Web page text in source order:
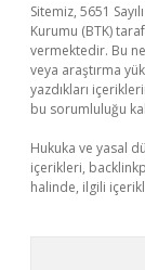
Sitemiz, 5651
Kurumu (BTK)
vermektedir. Bu
veya araştırma
yazdıkları
bu sorumluluğu
Hukuka ve yasal
içerikleri,
halinde, ilgili